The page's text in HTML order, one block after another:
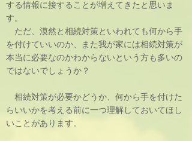
する情報に接することが増えてきたと思いま
す。
ただ、漠然と相続対策といわれても何から手
を付けていいのか、また我が家には相続対策が
本当に必要なのかわからないという方も多いの
ではないでしょうか？
相続対策が必要かどうか、何から手を付けた
らいいかを考える前に一つ理解しておいてほし
いことがあります。